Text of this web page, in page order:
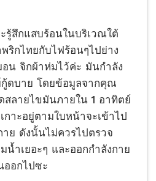
รู้สึกแสบร้อนในบริเวณใต้
ริกไทยกับไฟร้อนๆไปย่าง
น จิกผ้าห่มไว้ค่ะ มันกำลัง
กู้ดบาย โดยข้อมูลจากคุณ
ลายไขมันภายใน 1 อาทิตย์
าะอยู่ตามใบหน้าจะเข้าไป
าย ดังนั้นไม่ควรไปตรวจ
น้ำเยอะๆ และออกกำลังกาย
ออกไปซะ